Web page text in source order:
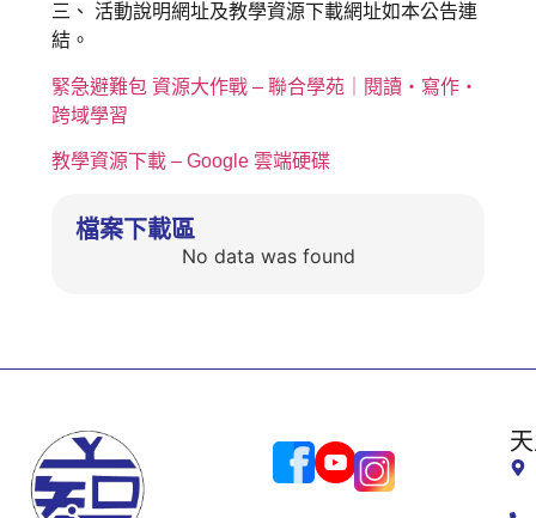
三、 活動說明網址及教學資源下載網址如本公告連
結。
緊急避難包 資源大作戰 – 聯合學苑｜閱讀‧寫作‧
跨域學習
教學資源下載 – Google 雲端硬碟
檔案下載區
No data was found